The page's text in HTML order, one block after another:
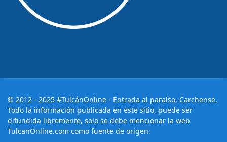
© 2012 - 2025 #TulcánOnline - Entrada al paraíso, Carchense.
Todo la información publicada en este sitio, puede ser
difundida libremente, solo se debe mencionar la web
TulcanOnline.com como fuente de origen.